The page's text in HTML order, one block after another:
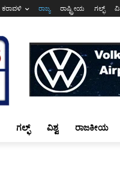
ಕರಾವಳಿ ರಾಜ್ಯ ರಾಷ್ಟ್ರೀಯ ಗಲ್ಫ್
ಗಲ್ಫ್ ವಿಶ್ವ ರಾಜಕೀಯ